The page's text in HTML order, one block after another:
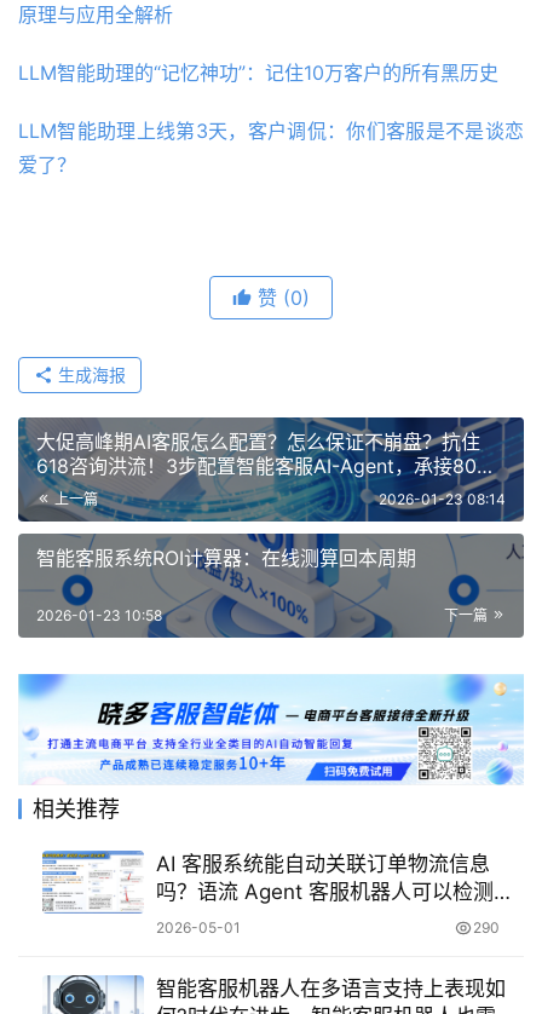
原理与应用全解析
LLM智能助理的“记忆神功”：记住10万客户的所有黑历史
LLM智能助理上线第3天，客户调侃：你们客服是不是谈恋
爱了？
赞 (0)
生成海报
大促高峰期AI客服怎么配置？怎么保证不崩盘？抗住
618咨询洪流！3步配置智能客服AI-Agent，承接80%
咨询！
上一篇 2026-01-23 08:14
智能客服系统ROI计算器：在线测算回本周期
下一篇
2026-01-23 10:58
相关推荐
AI 客服系统能自动关联订单物流信息
吗？语流 Agent 客服机器人可以检测情
绪并闭环解决售后吗？
2026-05-01 290
智能客服机器人在多语言支持上表现如